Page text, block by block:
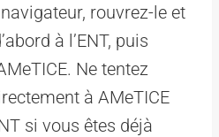
rouvrez-le et
à l’ENT, puis
Ne tentez
à AMeTICE
si vous êtes déjà